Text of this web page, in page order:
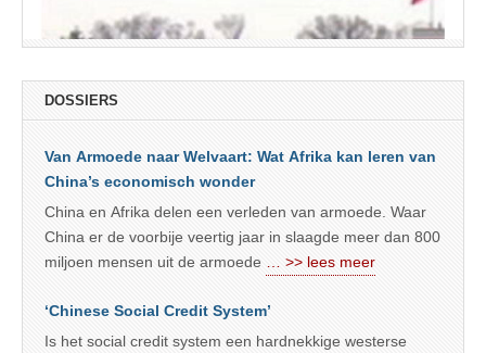
DOSSIERS
Van Armoede naar Welvaart: Wat Afrika kan leren van
China’s economisch wonder
China en Afrika delen een verleden van armoede. Waar
China er de voorbije veertig jaar in slaagde meer dan 800
miljoen mensen uit de armoede
… >> lees meer
‘Chinese Social Credit System’
Is het social credit system een hardnekkige westerse